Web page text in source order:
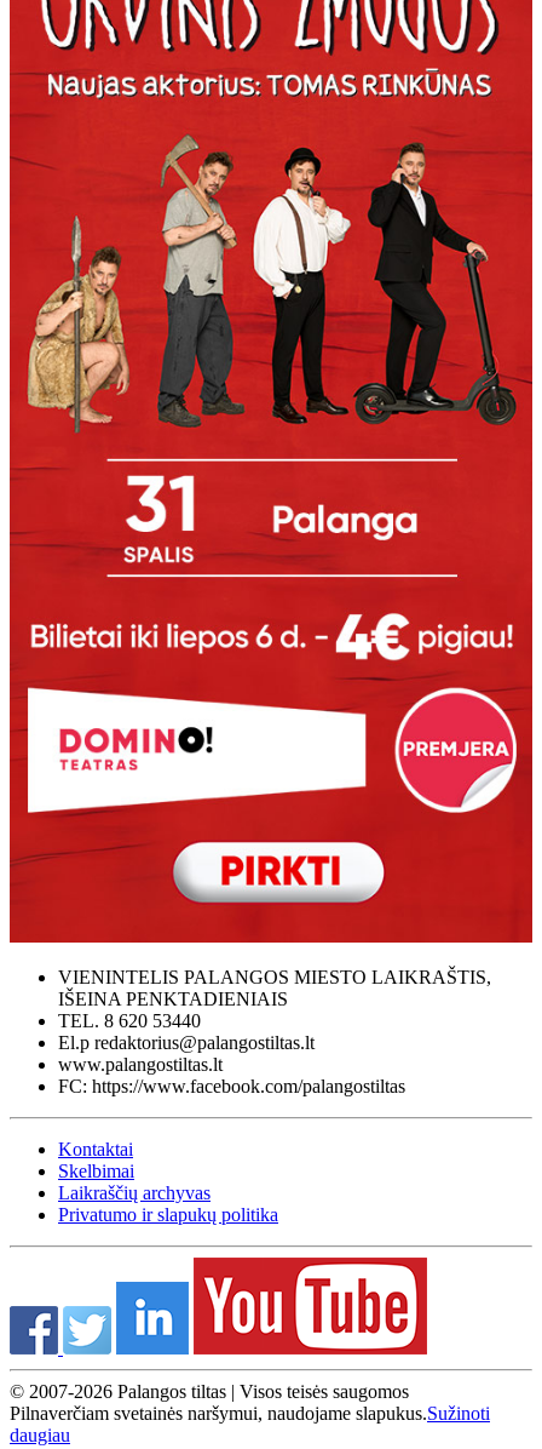
VIENINTELIS PALANGOS MIESTO LAIKRAŠTIS,
IŠEINA PENKTADIENIAIS
TEL. 8 620 53440
El.p redaktorius@palangostiltas.lt
www.palangostiltas.lt
FC: https://www.facebook.com/palangostiltas
Kontaktai
Skelbimai
Laikraščių archyvas
Privatumo ir slapukų politika
© 2007-2026 Palangos tiltas | Visos teisės saugomos
Pilnaverčiam svetainės naršymui, naudojame slapukus.Sužinoti
daugiau